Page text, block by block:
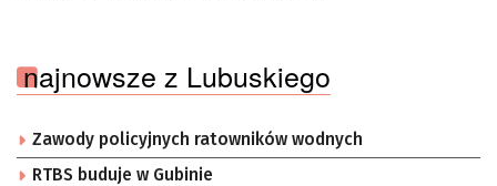
najnowsze z Lubuskiego
Zawody policyjnych ratowników wodnych
RTBS buduje w Gubinie